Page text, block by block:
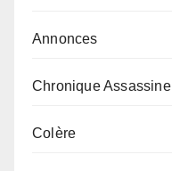
Annonces
Chronique Assassine
Colère